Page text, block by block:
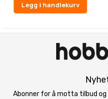
Legg i handlekurv
Abonner for å motta tilbud